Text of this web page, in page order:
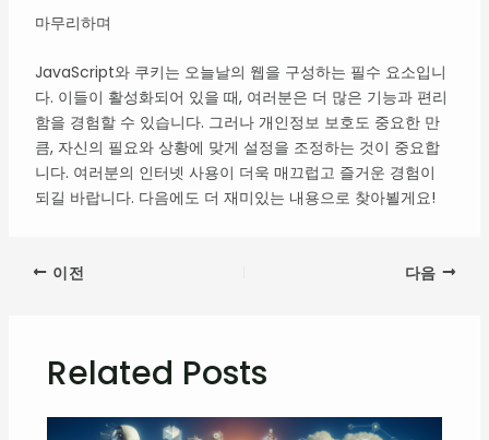
마무리하며
JavaScript와 쿠키는 오늘날의 웹을 구성하는 필수 요소입니
다. 이들이 활성화되어 있을 때, 여러분은 더 많은 기능과 편리
함을 경험할 수 있습니다. 그러나 개인정보 보호도 중요한 만
큼, 자신의 필요와 상황에 맞게 설정을 조정하는 것이 중요합
니다. 여러분의 인터넷 사용이 더욱 매끄럽고 즐거운 경험이
되길 바랍니다. 다음에도 더 재미있는 내용으로 찾아뵐게요!
이전 다음
Related Posts